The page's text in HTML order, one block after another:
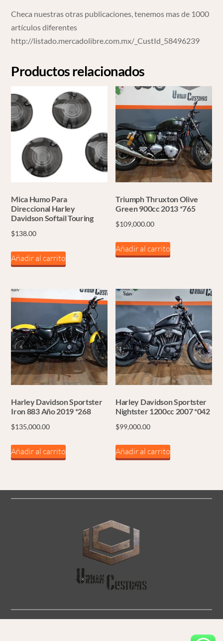
Checa nuestras otras publicaciones, tenemos mas de 1000
artículos diferentes
http://listado.mercadolibre.com.mx/_CustId_58496239
Productos relacionados
Mica Humo Para
Direccional Harley
Davidson Softail Touring
$138.00
Añadir al carrito
Triumph Thruxton Olive
Green 900cc 2013 *765
$109,000.00
Añadir al carrito
Harley Davidson Sportster
Iron 883 Año 2019 *268
$135,000.00
Añadir al carrito
Harley Davidson Sportster
Nightster 1200cc 2007 *042
$99,000.00
Añadir al carrito